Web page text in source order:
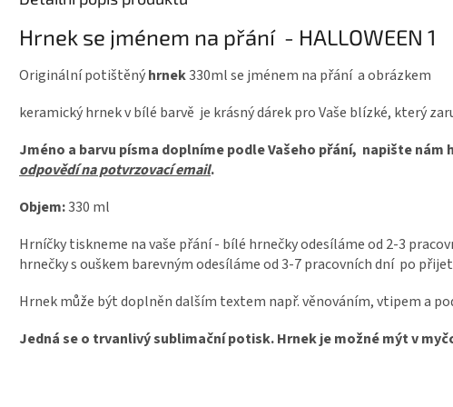
Hrnek se jménem na přání - HALLOWEEN 1
Originální potištěnýhrnek330ml se jménem na přání a obrázkem
keramický hrnek v bílé barvě je krásný dárek pro Vaše blízké, který
Jméno a barvu písma doplníme podle Vašeho přání, napište nám
odpovědí na potvrzovací email.
Objem:330 ml
Hrníčky tiskneme na vaše přání - bílé hrnečky odesíláme od 2-3
hrnečky s ouškem barevným odesíláme od 3-7 pracovních dní po
Hrnek může být doplněn dalším textem např. věnováním, vtipem a
Jedná se o trvanlivý sublimační potisk. Hrnek je možné mýt v